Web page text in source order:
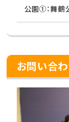
公園①：舞
お問い合